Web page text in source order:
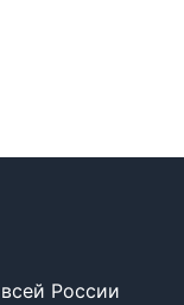
России